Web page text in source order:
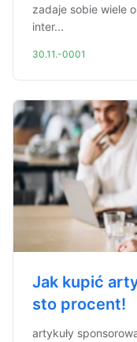
zadaje sobie wiele
inter...
30.11.-0001
Jak kupić
sto procent!
artykuły